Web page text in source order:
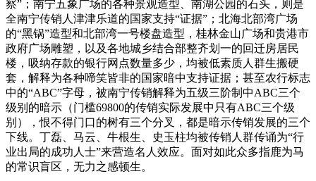
察”；南宁五象广场的各种景观造型、南湖公园的石头，则是
全南宁传销人津津乐道的国家支持“证据”；北海北部湾广场
的“黑锅”造型和北部湾一号楼盘造型，桂林金山广场和贵港市
政府广场雕塑，以及各地城乡结合部整齐划一的回迁房居民
楼，吸纳存款的银行网点数量多少，均被低素质人群生搬硬
套，解释为各种啼笑皆非的国家暗中支持证据；甚至农行标志
中的“ABC”字母，被南宁传销解释为五级三阶制中ABC三个
级别的暗示（门槛69800的传销实际发展中只有ABC三个级
别），恨不得门口的树有三个分叉，都是暗示传销发展的三个
下线。丁磊、马云、牛根生、史玉柱均被传销人群传诵为“行
业出局的成功人士”来营造名人效应。面对如此众多指鹿为马
的常识盲区，无力之感顿生。